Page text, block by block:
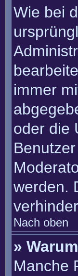
Wie bei
immer
oder die
werden.
Nach oben
»
Manche